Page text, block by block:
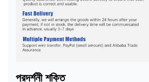
প্রদর্শনী শক্তি